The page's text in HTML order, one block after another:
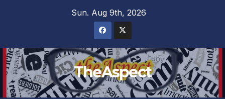
Sun. Aug 9th, 2026
TheAspect